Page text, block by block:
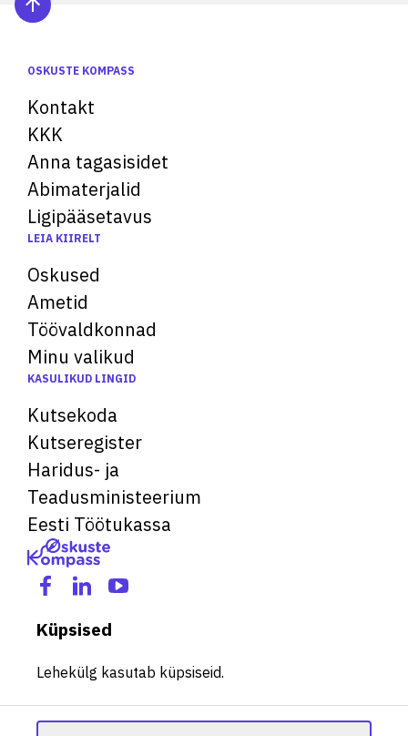
OSKUSTE KOMPASS
Kontakt
KKK
Anna tagasisidet
Abimaterjalid
Ligipääsetavus
LEIA KIIRELT
Oskused
Ametid
Töövaldkonnad
Minu valikud
KASULIKUD LINGID
Kutsekoda
Kutseregister
Haridus- ja
Teadusministeerium
Eesti Töötukassa
Küpsised
Lehekülg kasutab küpsiseid.